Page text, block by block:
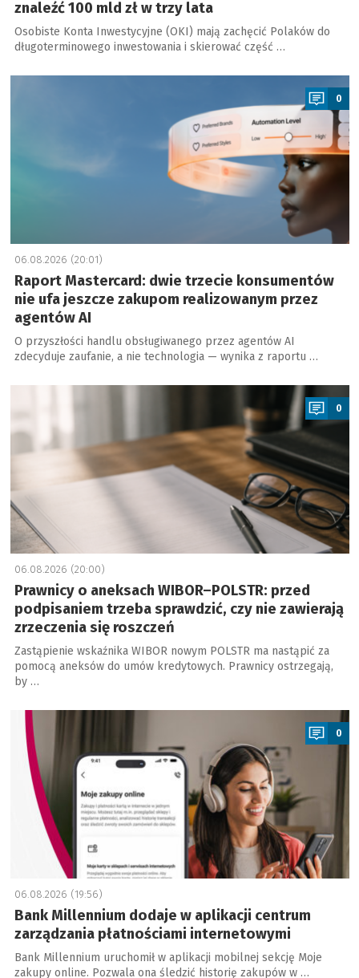
znaleźć 100 mld zł w trzy lata
Osobiste Konta Inwestycyjne (OKI) mają zachęcić Polaków do
długoterminowego inwestowania i skierować część …
a
0
06.08.2026 (20:01)
Raport Mastercard: dwie trzecie konsumentów
nie ufa jeszcze zakupom realizowanym przez
agentów AI
O przyszłości handlu obsługiwanego przez agentów AI
zdecyduje zaufanie, a nie technologia — wynika z raportu …
a
0
06.08.2026 (20:00)
Prawnicy o aneksach WIBOR–POLSTR: przed
podpisaniem trzeba sprawdzić, czy nie zawierają
zrzeczenia się roszczeń
Zastąpienie wskaźnika WIBOR nowym POLSTR ma nastąpić za
pomocą aneksów do umów kredytowych. Prawnicy ostrzegają,
by …
0
06.08.2026 (19:56)
Bank Millennium dodaje w aplikacji centrum
zarządzania płatnościami internetowymi
Bank Millennium uruchomił w aplikacji mobilnej sekcję Moje
zakupy online. Pozwala ona śledzić historię zakupów w …